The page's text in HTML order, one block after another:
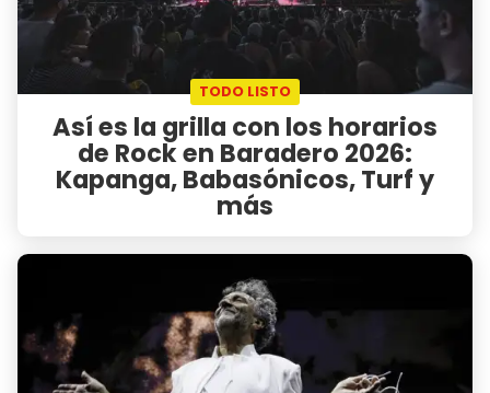
TODO LISTO
Así es la grilla con los horarios
de Rock en Baradero 2026:
Kapanga, Babasónicos, Turf y
más